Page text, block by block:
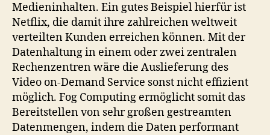
Medieninhalten. Ein gutes Beispiel hierfür ist
Netflix, die damit ihre zahlreichen weltweit
verteilten Kunden erreichen können. Mit der
Datenhaltung in einem oder zwei zentralen
Rechenzentren wäre die Auslieferung des
Video on-Demand Service sonst nicht effizient
möglich. Fog Computing ermöglicht somit das
Bereitstellen von sehr großen gestreamten
Datenmengen, indem die Daten performant